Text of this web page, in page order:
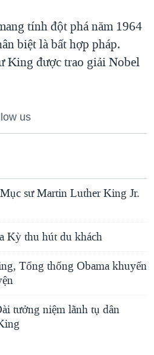
tính đột phá năm 1964
biệt là bất hợp pháp.
King được trao giải Nobel
us
sư Martin Luther King Jr.
Kỳ thu hút du khách
Tổng thống Obama khuyến
tưởng niệm lãnh tụ dân